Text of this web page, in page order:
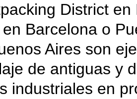
District en
Barcelona o
Aires son
de antiguas y
industriales en